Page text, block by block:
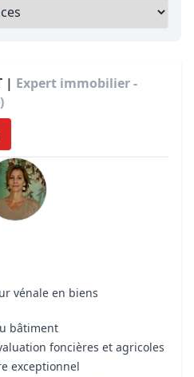
| Expert immobilier -
vénale en biens
bâtiment
foncières et agricoles
exceptionnel